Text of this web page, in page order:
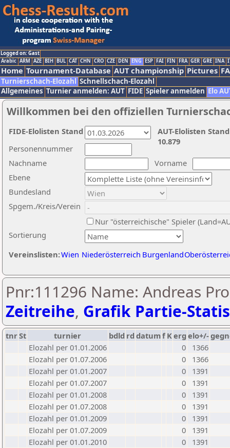
Logged on: Gast
Arabic ARM AZE BIH BUL CAT CHN CRO CZE DEN ENG ESP FAI FIN FRA GER GRE INA
Home Tournament-Database AUT championship Pictures
Turnierschach-Elozahl Schnellschach-Elozahl
Allgemeines Turnier anmelden: AUT FIDE Spieler anmelden Elo
Willkommen bei den offiziellen
Nachname
Vorname
Ebene
Sortierung
Personennummer
Bundesland
Spgem./Kreis/Verein
Nur "österreichische" Spieler
Vereinslisten:Wien Niederösterreich Burgenland
AUT-Elolisten
10.879
FIDE-Elolisten Stand
Pnr:111296 Name: Andreas
Zeitreihe, Grafik Partie-
tnrSt turnier bdld rd datumf Kerg elo+/-
Elozahl per 01.01.2006
0
1366
Elozahl per 01.07.2006
0
1366
Elozahl per 01.01.2007
0
1391
Elozahl per 01.07.2007
0
1391
Elozahl per 01.01.2008
0
1391
Elozahl per 01.07.2008
0
1391
Elozahl per 01.01.2009
0
1391
Elozahl per 01.07.2009
0
1391
Elozahl per 01.01.2010
0
1391